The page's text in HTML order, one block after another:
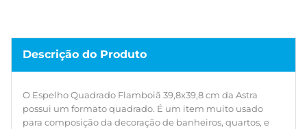
Descrição do Produto
O Espelho Quadrado Flamboiã 39,8x39,8 cm da Astra
possui um formato quadrado. É um item muito usado
para composição da decoração de banheiros, quartos, e